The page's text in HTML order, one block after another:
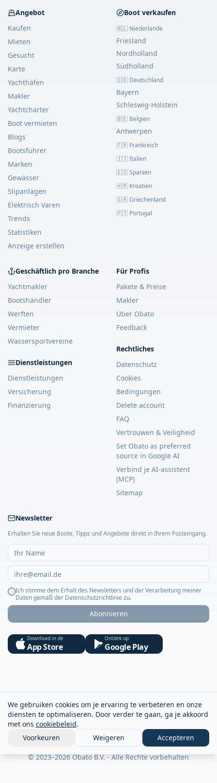
We gebruiken cookies om je ervaring te verbeteren en onze
diensten te optimaliseren. Door verder te gaan, ga je akkoord
met ons cookiebeleid.
Voorkeuren
Weigeren Accepteren
Angebot
Kaufen
Mieten
Gesucht
Karte
Yachthäfen
Makler
Yachtcharter
Boot vermieten
Blogs
Bootsführer
Marken
Gewässer
Slipanlagen
Elektrisch Varen
Trends
Statistiken
Anzeige erstellen
Boot verkaufen
🇳🇱 Niederlande
Friesland
Nordholland
Südholland
🇩🇪 Deutschland
Bayern
Schleswig-Holstein
🇧🇪 Belgien
Antwerpen
🇫🇷 Frankreich
🇮🇹 Italien
🇪🇸 Spanien
🇭🇷 Kroatien
🇬🇷 Griechenland
🇵🇹 Portugal
Geschäftlich pro Branche
Yachtmakler
Bootshändler
Werften
Vermieter
Wassersportvereine
Dienstleistungen
Dienstleistungen
Versicherung
Finanzierung
Für Profis
Pakete & Preise
Makler
Über Obato
Feedback
Rechtliches
Datenschutz
Cookies
Bedingungen
Delete account
FAQ
Vertrouwen & Veiligheid
Set Obato as preferred
source in Google AI
Verbind je AI-assistent
(MCP)
Sitemap
Newsletter
Erhalten Sie neue Boote, Tipps und Angebote direkt in Ihrem Posteingang.
Ich stimme dem Erhalt des Newsletters und der Verarbeitung meiner
Daten gemäß der Datenschutzrichtlinie zu.
Abonnieren
Download in de
App Store
Ontdek op
Google Play
© 2023–2026 Obato B.V. - Alle Rechte vorbehalten